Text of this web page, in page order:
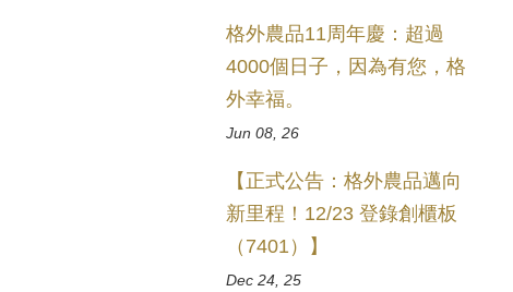
格外農品11周年慶：超過
4000個日子，因為有您，格
外幸福。
Jun 08, 26
【正式公告：格外農品邁向
新里程！12/23 登錄創櫃板
（7401）】
Dec 24, 25